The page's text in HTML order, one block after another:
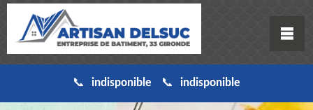
indisponible indisponible